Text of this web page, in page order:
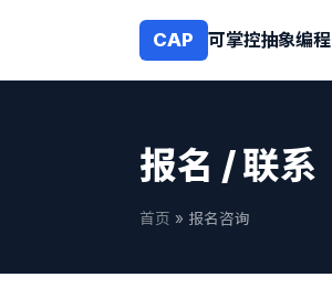
CAP 可掌控抽象编程
报名 / 联系
首页 » 报名咨询